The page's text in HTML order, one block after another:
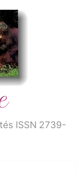
ISSN 2739-